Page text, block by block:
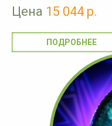
Цена 15 044 р.
ПОДРОБНЕЕ